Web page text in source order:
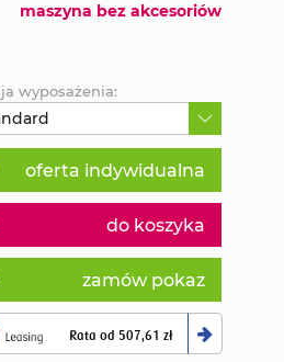
maszyna bez akcesoriów
oferta indywidualna
do koszyka
zamów pokaz
Rata od 507,61 zł
wyposażenia: